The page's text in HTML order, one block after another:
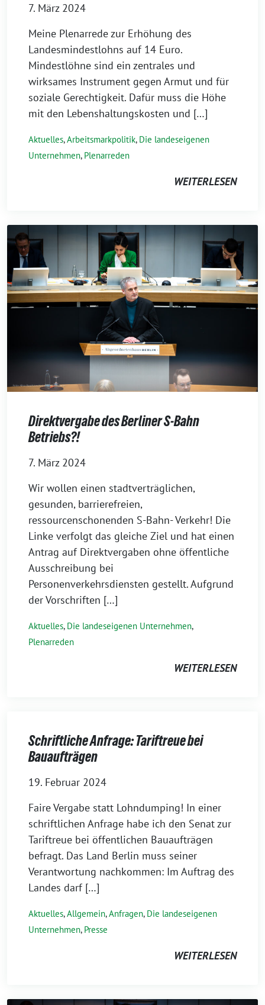
7. März 2024
Meine Plenarrede zur Erhöhung des
Landesmindestlohns auf 14 Euro.
Mindestlöhne sind ein zentrales und
wirksames Instrument gegen Armut und für
soziale Gerechtigkeit. Dafür muss die Höhe
mit den Lebenshaltungskosten und […]
Aktuelles,Arbeitsmarkpolitik, Die landeseigenen
Unternehmen, Plenarreden
WEITERLESEN
Direktvergabe des Berliner S-Bahn
Betriebs?!
7. März 2024
Wir wollen einen stadtverträglichen,
gesunden, barrierefreien,
ressourcenschonenden S-Bahn- Verkehr! Die
Linke verfolgt das gleiche Ziel und hat einen
Antrag auf Direktvergaben ohne öffentliche
Ausschreibung bei
Personenverkehrsdiensten gestellt. Aufgrund
der Vorschriften […]
Aktuelles, Die landeseigenen Unternehmen,
Plenarreden
WEITERLESEN
Schriftliche Anfrage: Tariftreue bei
Bauaufträgen
19. Februar 2024
Faire Vergabe statt Lohndumping! In einer
schriftlichen Anfrage habe ich den Senat zur
Tariftreue bei öffentlichen Bauaufträgen
befragt. Das Land Berlin muss seiner
Verantwortung nachkommen: Im Auftrag des
Landes darf […]
Aktuelles,Allgemein,Anfragen, Die landeseigenen
Unternehmen, Presse
WEITERLESEN